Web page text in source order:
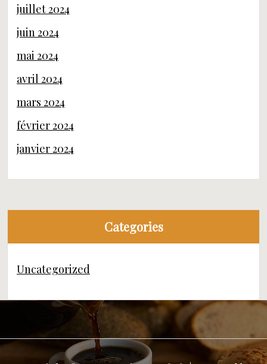
juillet 2024
juin 2024
mai 2024
avril 2024
mars 2024
février 2024
janvier 2024
Categories
Uncategorized